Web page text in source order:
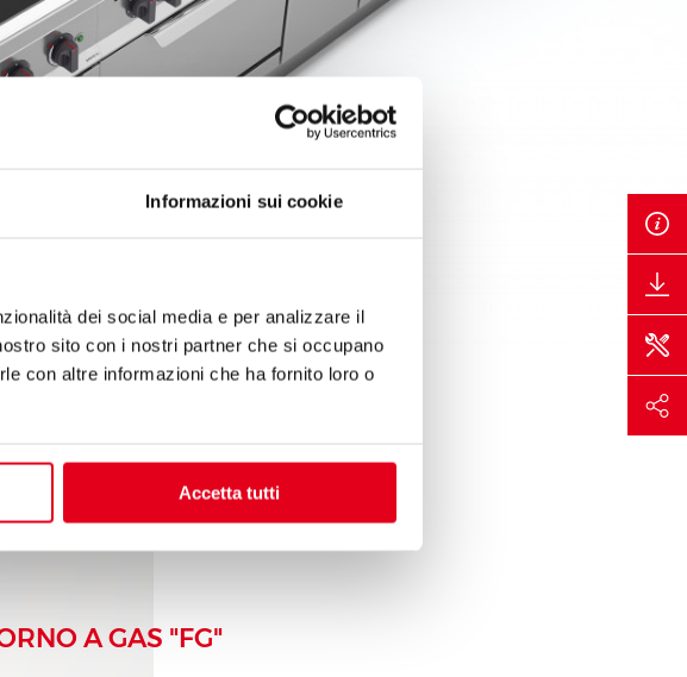
Informazioni sui cookie
dei social media e per analizzare il
sito con i nostri partner che si occupano
con altre informazioni che ha fornito loro o
Accetta tutti
A GAS "FG"